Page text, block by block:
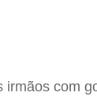
com